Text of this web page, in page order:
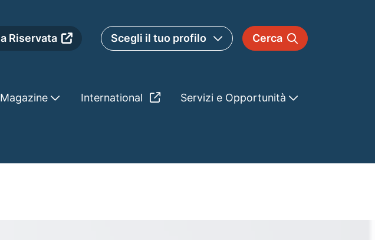
Cerca
Riservata Scegli il tuo profilo
International Servizi e Opportunità